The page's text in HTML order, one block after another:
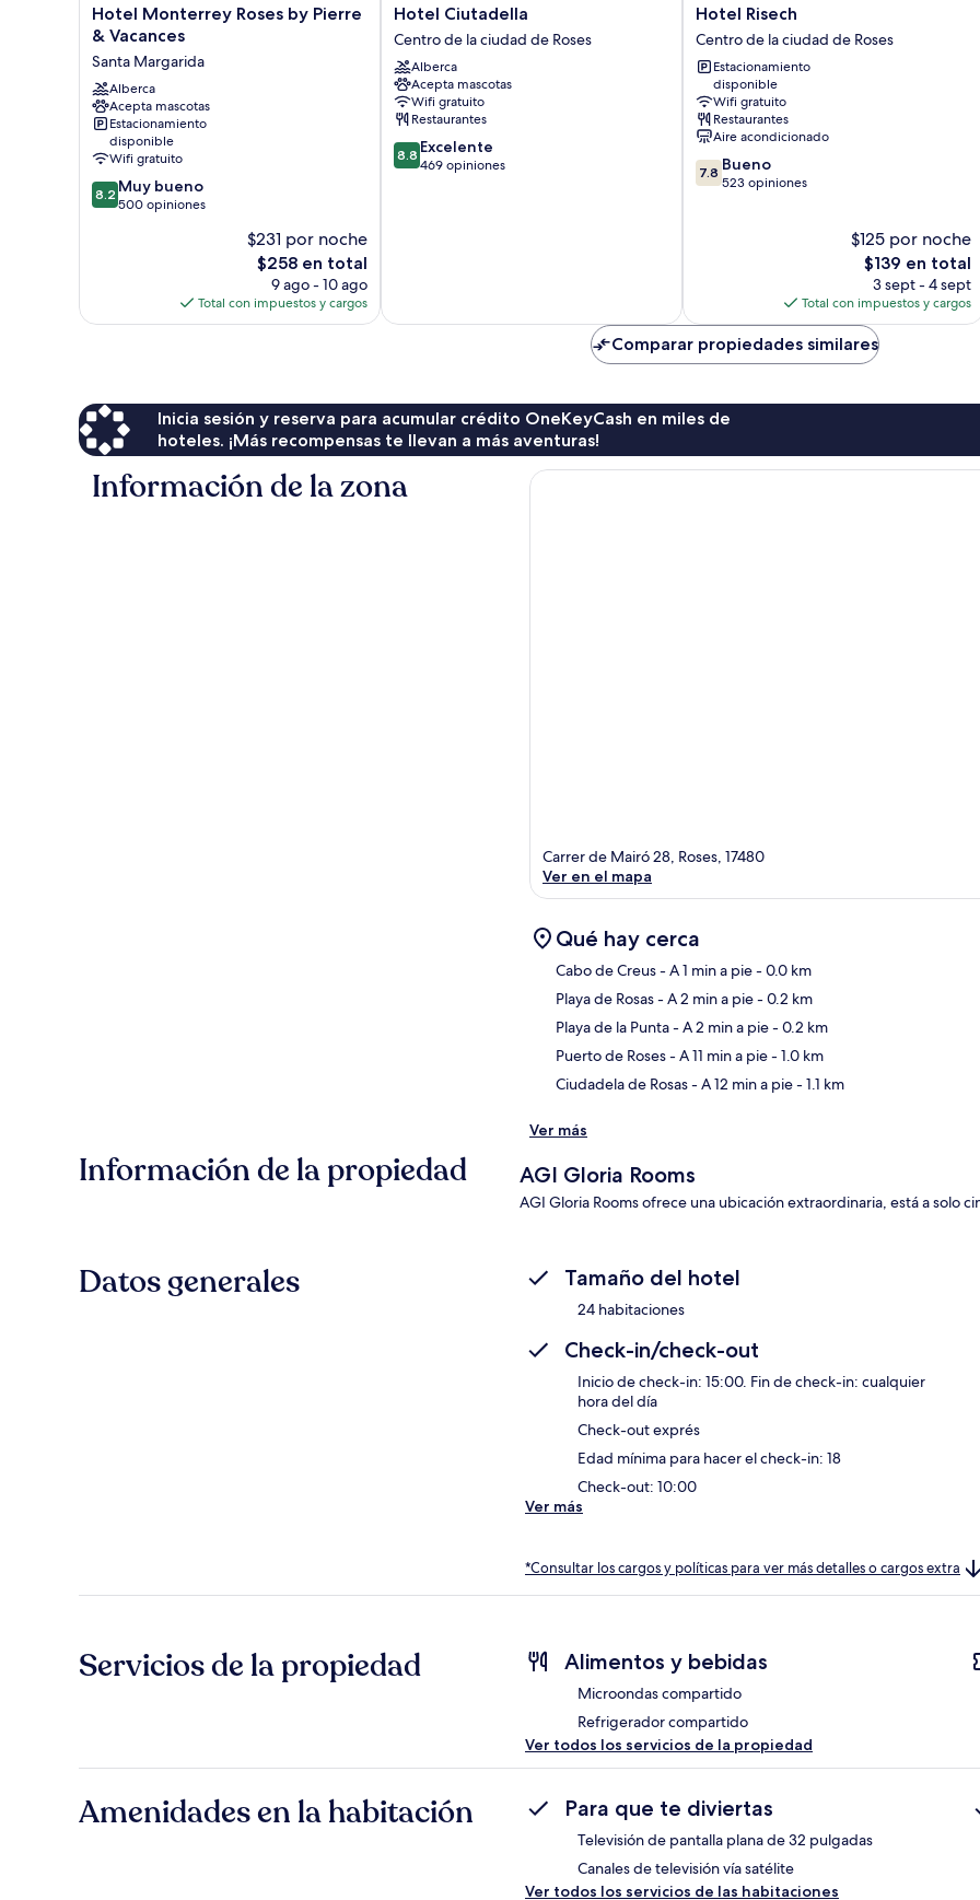
Hotel
Monterrey
by
Pierre
&
Vacances
Santa
Margarida
Hotel Monterrey Roses by Pierre
& Vacances
Santa Margarida
Alberca
Acepta mascotas
Estacionamiento
disponible
Wifi gratuito
8.2
de
8.2 Muy bueno
500 opiniones
$231 por noche
El
precio
actual
es
$258 en total
9 ago - 10 ago
Total con impuestos y cargos
Hotel
Ciutadella
Centro
de
la
ciudad
de
Roses
Hotel Ciutadella
Centro de la ciudad de Roses
Alberca
Acepta mascotas
Wifi gratuito
Restaurantes
8.8
de
8.8 Excelente
469 opiniones
Hotel
Risech
Centro
de
ciudad
de
Roses
Hotel Risech
Centro de la ciudad de Roses
Estacionamiento
disponible
Wifi gratuito
Restaurantes
Aire acondicionado
7.8
de
7.8 Bueno
523 opiniones
$125 por noche
El
precio
actual
es
de
$139
$139 en total
3 sept - 4 sept
Total con impuestos y cargos
Comparar propiedades similares
Inicia sesión y reserva para acumular crédito OneKeyCash en miles de
hoteles. ¡Más recompensas te llevan a más aventuras!
Información de la zona
Carrer de Mairó 28, Roses, 17480
Ver en el mapa
Qué hay cerca
Cabo de Creus- A 1 min a pie- 0.0 km
Playa de Rosas- A 2 min a pie- 0.2 km
Playa de la Punta- A 2 min a pie- 0.2 km
Puerto de Roses- A 11 min a pie- 1.0 km
Ciudadela de Rosas- A 12 min a pie- 1.1 km
Ver más
Información de la propiedad AGI Gloria Rooms
AGI Gloria Rooms ofrece una ubicación extraordinaria, está a solo
Datos generales Tamaño del hotel
24 habitaciones
Check-in/check-out
Inicio de check-in: 15:00. Fin de check-in: cualquier
hora del día
Check-out exprés
Edad mínima para hacer el check-in: 18
Check-out: 10:00
Ver más
*Consultar los cargos y políticas para ver más detalles o cargos extra
Servicios de la propiedad Alimentos y bebidas
Microondas compartido
Refrigerador compartido
Ver todos los servicios de la propiedad
Amenidades en la habitación Para que te diviertas
Televisión de pantalla plana de 32 pulgadas
Canales de televisión vía satélite
Ver todos los servicios de las habitaciones